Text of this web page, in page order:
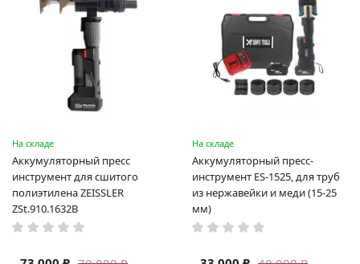
На складе
Аккумуляторный пресс
инструмент для сшитого
полиэтилена ZEISSLER
ZSt.910.1632B
На складе
Аккумуляторный пресс-
инструмент ES-1525, для труб
из нержавейки и меди (15-25
мм)